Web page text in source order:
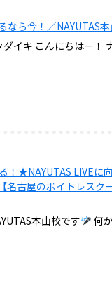
なら今！／NAYUTAS
イキ こんにちはー！
！★NAYUTAS LIVEに
名古屋のボイトレスク
本山校です
何